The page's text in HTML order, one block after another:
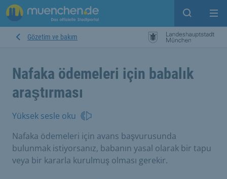
Open
Gözetim ve bakım
Nafaka ödemeleri için babalık
araştırması
Yüksek sesle oku
Nafaka ödemeleri için avans başvurusunda
bulunmak istiyorsanız, babanın yasal olarak bir tapu
veya bir kararla kurulmuş olması gerekir.